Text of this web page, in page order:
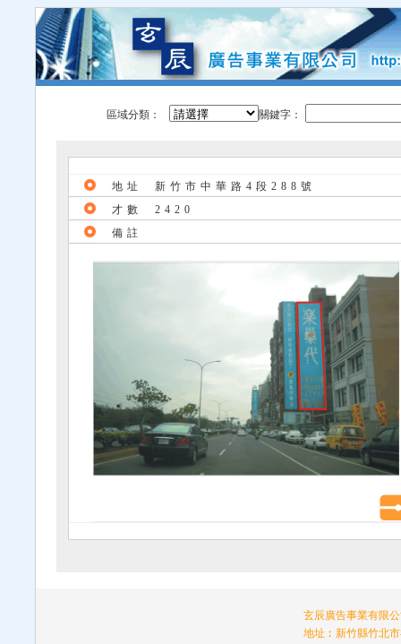
區域分類： 關鍵字：
地址
新竹市中華路4段288號
才數
2420
備註
玄辰廣告事業有限
地址︰新竹縣竹北